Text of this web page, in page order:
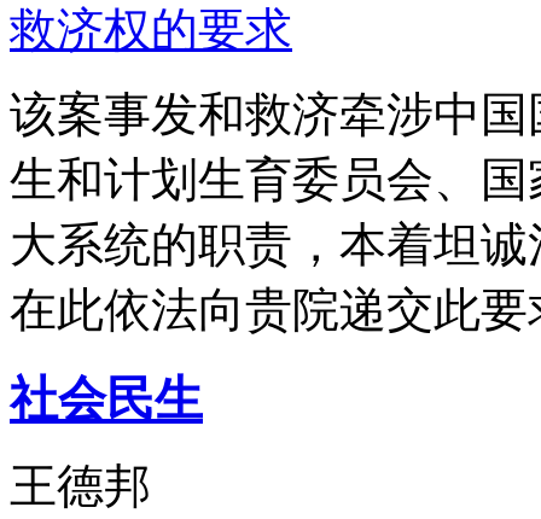
救济权的要求
该案事发和救济牵涉中
生和计划生育委员会、
大系统的职责，本着坦
在此依法向贵院递交此要
社会民生
王德邦